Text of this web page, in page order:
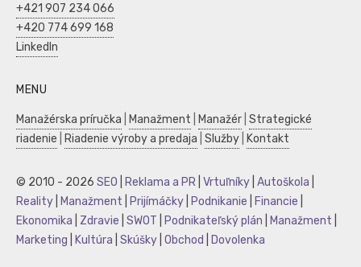
+421 907 234 066
+420 774 699 168
LinkedIn
MENU
Manažérska príručka Manažment Manažér Strategické
riadenie
Riadenie výroby a predaja Služby Kontakt
© 2010 - 2026 SEO Reklama a PR Vrtuľníky Autoškola
Reality
Manažment Prijímáčky Podnikanie Financie
Ekonomika
Zdravie SWOT Podnikateľský plán Manažment
Marketing
Kultúra Skúšky Obchod Dovolenka